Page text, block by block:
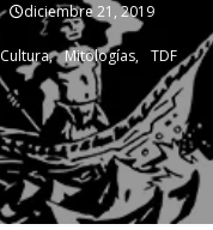
diciembre 21, 2019
Cultura Mitologías TDF